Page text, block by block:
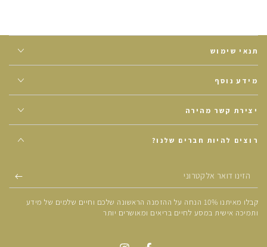
תנאי שימוש
מידע נוסף
יצירת קשר מהירה
רוצים להיות חברים שלנו?
הזינו
דואר
אלקטרוני
קבלו מאיתנו 10% הנחה על ההזמנה הראשונה שלכם וחיים שלמים של מידע
ותמיכה אישית במסע לחיים בריאים ומאושרים יותר